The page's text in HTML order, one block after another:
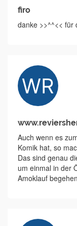
firo
danke >>^^<< für
Auch wenn es
Komik hat, so
Das sind genau
um einmal in der
Amoklauf